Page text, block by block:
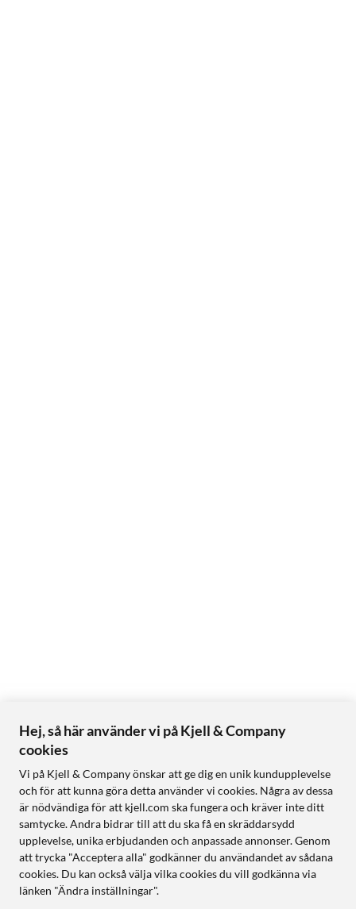
Hej, så här använder vi på Kjell & Company
cookies
Vi på Kjell & Company önskar att ge dig en unik kundupplevelse
och för att kunna göra detta använder vi cookies. Några av dessa
är nödvändiga för att kjell.com ska fungera och kräver inte ditt
samtycke. Andra bidrar till att du ska få en skräddarsydd
upplevelse, unika erbjudanden och anpassade annonser. Genom
att trycka "Acceptera alla" godkänner du användandet av sådana
cookies. Du kan också välja vilka cookies du vill godkänna via
länken "Ändra inställningar".